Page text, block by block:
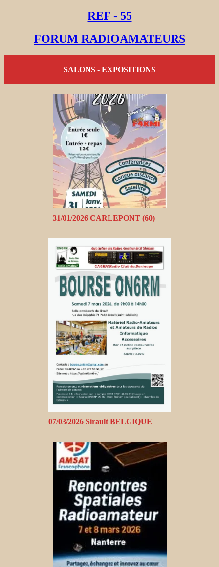
REF - 55
FORUM RADIOAMATEURS
SALONS - EXPOSITIONS
31/01/2026 CARLEPONT (60)
07/03/2026 Sirault BELGIQUE